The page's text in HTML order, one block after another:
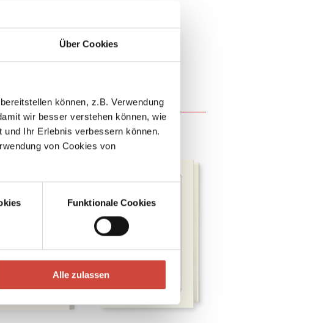
Über Cookies
können, z.B. Verwendung
wir besser verstehen können, wie
Ihr Erlebnis verbessern können.
von Cookies von
Funktionale Cookies
Alle zulassen